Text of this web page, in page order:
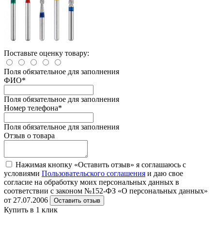
Поставьте оценку товару:
Поля обязательное для заполнения
ФИО*
Поля обязательное для заполнения
Номер телефона*
Поля обязательное для заполнения
Отзыв о товара
Нажимая кнопку «Оставить отзыв» я соглашаюсь с
условиями Пользовательского соглашения и даю свое
согласие на обработку моих персональных данных в
соответствии с законом №152-ФЗ «О персональных данных»
от 27.07.2006
Оставить отзыв
Купить в 1 клик